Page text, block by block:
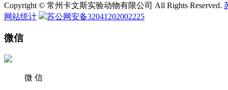
Copyright © 常州卡文斯实验动物有限公司 All Rights Reserved.
网站统计
苏公网安备32041202002225
微信
微 信